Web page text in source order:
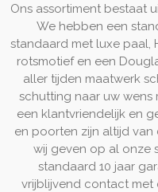
Ons assortiment bestaat
We hebben een
standaard met luxe paal,
rotsmotief en een
aller tijden maatwerk
schutting naar uw wens
een klantvriendelijk en
en poorten zijn altijd
wij geven op al onze
standaard 10 jaar
vrijblijvend contact met